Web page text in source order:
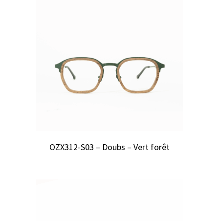
OZX312-S03 – Doubs – Vert forêt